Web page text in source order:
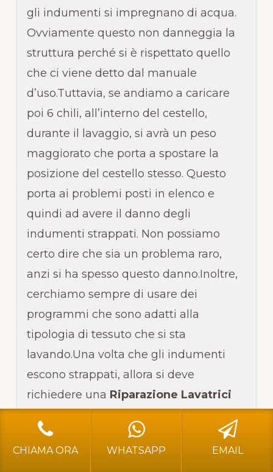
gli indumenti si impregnano di acqua.
Ovviamente questo non danneggia la
struttura perché si è rispettato quello
che ci viene detto dal manuale
d’uso.Tuttavia, se andiamo a caricare
poi 6 chili, all’interno del cestello,
durante il lavaggio, si avrà un peso
maggiorato che porta a spostare la
posizione del cestello stesso. Questo
porta ai problemi posti in elenco e
quindi ad avere il danno degli
indumenti strappati. Non possiamo
certo dire che sia un problema raro,
anzi si ha spesso questo danno.Inoltre,
cerchiamo sempre di usare dei
programmi che sono adatti alla
tipologia di tessuto che si sta
lavando.Una volta che gli indumenti
escono strappati, allora si deve
richiedere una Riparazione Lavatrici
Whirlpool Piazzale della Repubblica
Brescia
perché si deve intervenire in
tempi rapidi. Se non si effettua la giusta
Footer
ASSISTENZA WHIRLPOOL BERGAMO
⭐affidati a professionisti per assistenza dei vostri elettrodomestici
Whirpool a Bergamo e Brescia!
INDIRIZZO: Via G. Garibaldi 54- 24046 Bergamo BG
Telefono: 3296687286- E-mail:dancuta82@gmail.com
Leggi L'informativa privacy -Cookie Policy (UE)
del Sito
Group Communication| Siti Roma
ASSISTENZA WHIRLPOOL BERGAMO
ASSISTENZA WHIRLPOOL BRESCIA
CHIAMA ORA WHATSAPP EMAIL